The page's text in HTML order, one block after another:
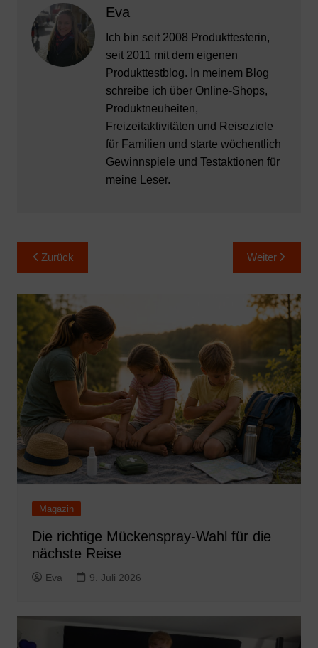
Eva
Ich bin seit 2008 Produkttesterin,
seit 2011 mit dem eigenen
Produkttestblog. In meinem Blog
schreibe ich über Online-Shops,
Produktneuheiten,
Freizeitaktivitäten und Reiseziele
für Familien und starte wöchentlich
Gewinnspiele und Testaktionen für
meine Leser.
Beitragsnavigation
Zurück Weiter
Magazin
Die richtige Mückenspray-Wahl für die
nächste Reise
Eva 9. Juli 2026